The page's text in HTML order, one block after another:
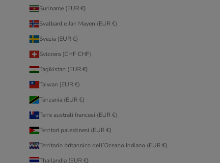
Suriname (EUR €)
Svalbard e Jan Mayen (EUR €)
Svezia (EUR €)
Svizzera (CHF CHF)
Tagikistan (EUR €)
Taiwan (EUR €)
Tanzania (EUR €)
Terre australi francesi (EUR €)
Territori palestinesi (EUR €)
Territorio britannico dell’Oceano Indiano (EUR €)
Thailandia (EUR €)